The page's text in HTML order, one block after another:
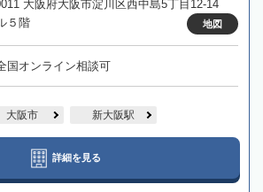
大阪府大阪市淀川区西中島5丁目12-14
５階
地図
国オンライン相談可
大阪市 新大阪駅
詳細を見る